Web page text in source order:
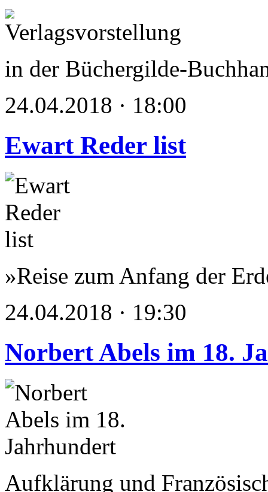
in der Büchergilde-
24.04.2018 · 18:00
Ewart Reder list
»Reise zum Anfang der
24.04.2018 · 19:30
Norbert Abels im 18.
Aufklärung und